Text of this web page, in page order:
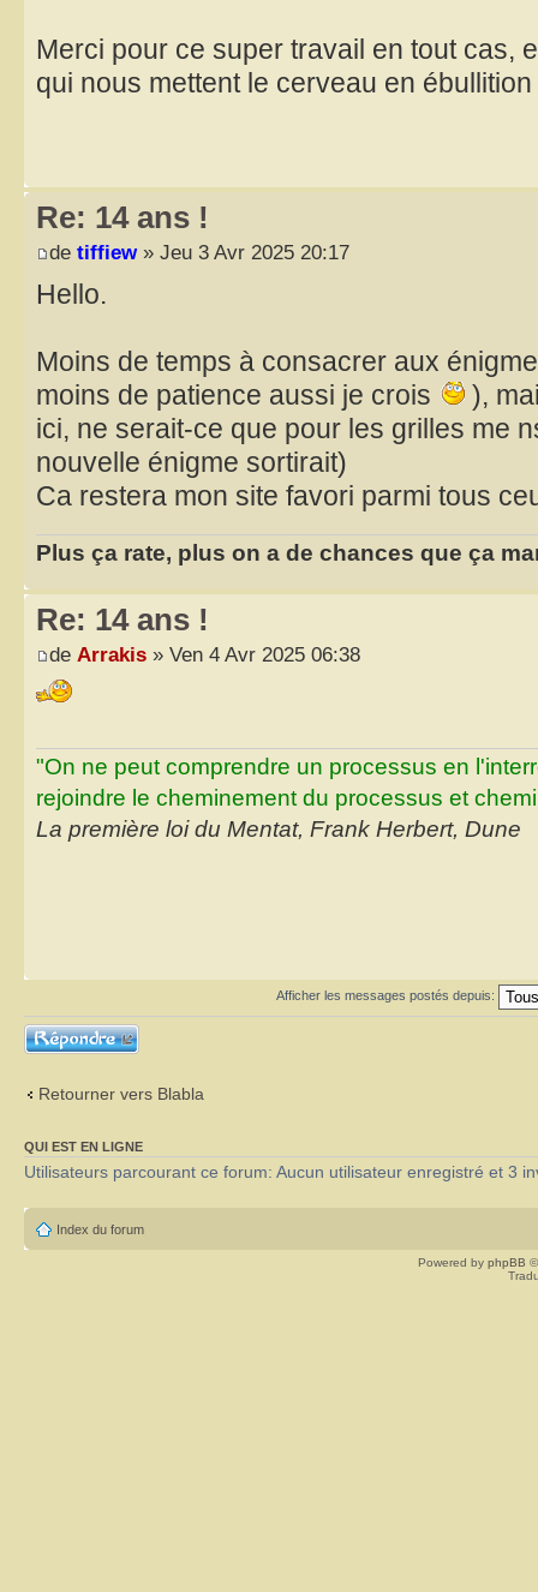
Merci pour ce super travail en tout cas,
qui nous mettent le cerveau en ébullition
Re: 14 ans !
de tiffiew» Jeu 3 Avr 2025 20:17
Hello.
Moins de temps à consacrer aux
moins de patience aussi je crois
),
ici, ne serait-ce que pour les grilles me
nouvelle énigme sortirait)
Ca restera mon site favori parmi tous
Plus ça rate, plus on a de chances que ça
Re: 14 ans !
de Arrakis » Ven 4 Avr 2025 06:38
"On ne peut comprendre un processus en
rejoindre le cheminement du processus et
La première loi du Mentat, Frank Herbert, Dune
Afficher les messages postés depuis:
Répondre
Retourner vers Blabla
QUI EST EN LIGNE
Utilisateurs parcourant ce forum: Aucun utilisateur enregistré et 3
Index du forum
Powered by phpBB